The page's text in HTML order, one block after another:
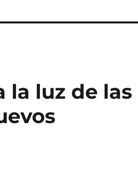
la luz de las